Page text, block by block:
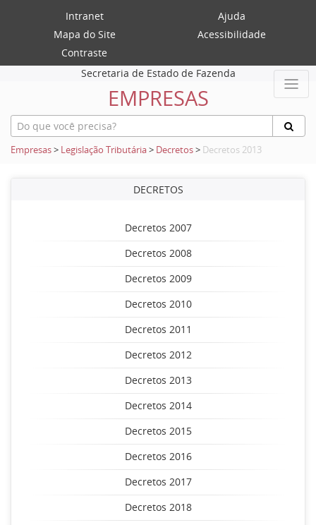
Intranet
Ajuda
Mapa do Site
Acessibilidade
Contraste
Secretaria de Estado de Fazenda
EMPRESAS
Empresas> Legislação Tributária> Decretos> Decretos 2013
DECRETOS
Decretos 2007
Decretos 2008
Decretos 2009
Decretos 2010
Decretos 2011
Decretos 2012
Decretos 2013
Decretos 2014
Decretos 2015
Decretos 2016
Decretos 2017
Decretos 2018